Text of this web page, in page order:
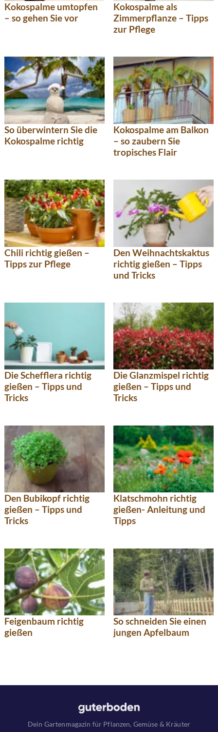
Kokospalme umtopfen
– so gehen Sie vor
Kokospalme als
Zimmerpflanze – Tipps
zur Pflege
So überwintern Sie die
Kokospalme richtig
Kokospalme am Balkon
– so zaubern Sie
tropisches Flair
Chili richtig gießen –
Tipps zur Pflege
Den Weihnachtskaktus
richtig gießen – Tipps
und Tricks
Die Schefflera richtig
gießen – Tipps und
Tricks
Die Glanzmispel richtig
gießen – Tipps und
Tricks
Den Bubikopf richtig
gießen – Tipps und
Tricks
Klatschmohn richtig
gießen- Anleitung und
Tipps
Feigenbaum richtig
gießen
So schneiden Sie einen
jungen Apfelbaum
Dein Gartenmagazin für Pflanzen, Gemüse & Kräuter